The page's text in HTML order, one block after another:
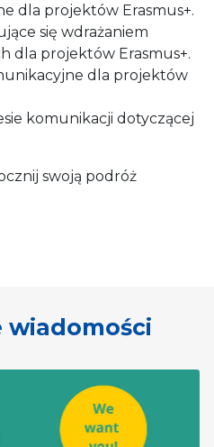
dla projektów Erasmus+.
się wdrażaniem
dla projektów Erasmus+.
dla projektów
komunikacji dotyczącej
swoją podróż
wiadomości